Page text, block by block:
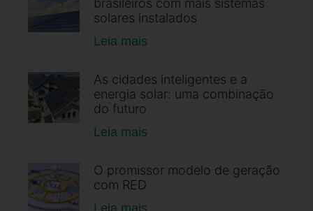
solares instalados
Leia mais
As cidades inteligentes e a
energia solar: uma combinação
do futuro
Leia mais
O promissor modelo de geração
com RED
Leia mais